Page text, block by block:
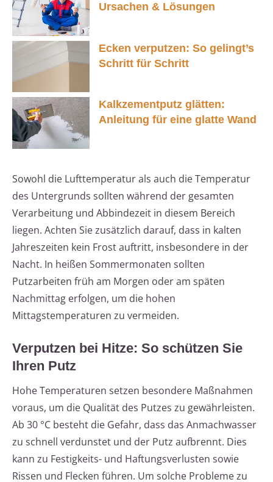
Ursachen & Lösungen
Ecken verputzen: So gelingt’s
Schritt für Schritt
Kalkzementputz glätten:
Anleitung für eine glatte Wand
Sowohl die Lufttemperatur als auch die Temperatur
des Untergrunds sollten während der gesamten
Verarbeitung und Abbindezeit in diesem Bereich
liegen. Achten Sie zusätzlich darauf, dass in kalten
Jahreszeiten kein Frost auftritt, insbesondere in der
Nacht. In heißen Sommermonaten sollten
Putzarbeiten früh am Morgen oder am späten
Nachmittag erfolgen, um die hohen
Mittagstemperaturen zu vermeiden.
Verputzen bei Hitze: So schützen Sie
Ihren Putz
Hohe Temperaturen setzen besondere Maßnahmen
voraus, um die Qualität des Putzes zu gewährleisten.
Ab 30 °C besteht die Gefahr, dass das Anmachwasser
zu schnell verdunstet und der Putz aufbrennt. Dies
kann zu Festigkeits- und Haftungsverlusten sowie
Rissen und Flecken führen. Um solche Probleme zu